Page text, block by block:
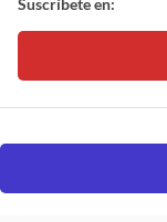
Suscríbete en: